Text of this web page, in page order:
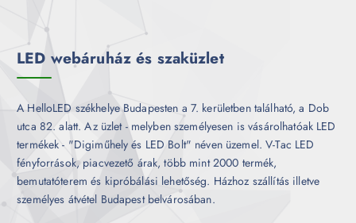
LED webáruház és szaküzlet
A HelloLED székhelye Budapesten a 7. kerületben található, a Dob
utca 82. alatt. Az üzlet - melyben személyesen is vásárolhatóak LED
termékek - "Digiműhely és LED Bolt" néven üzemel. V-Tac LED
fényforrások, piacvezető árak, több mint 2000 termék,
bemutatóterem és kipróbálási lehetőség. Házhoz szállítás illetve
személyes átvétel Budapest belvárosában.